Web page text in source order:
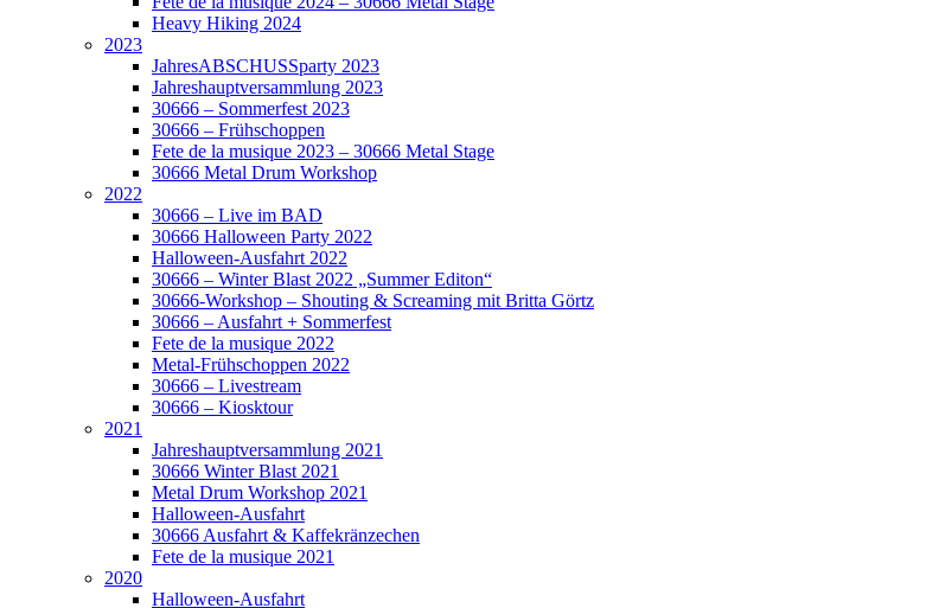
Heavy Hiking 2024
2023
JahresABSCHUSSparty 2023
Jahreshauptversammlung 2023
30666 – Sommerfest 2023
30666 – Frühschoppen
Fete de la musique 2023 – 30666 Metal Stage
30666 Metal Drum Workshop
2022
30666 – Live im BAD
30666 Halloween Party 2022
Halloween-Ausfahrt 2022
30666 – Winter Blast 2022 „Summer Editon“
30666-Workshop – Shouting & Screaming mit Britta Görtz
30666 – Ausfahrt + Sommerfest
Fete de la musique 2022
Metal-Frühschoppen 2022
30666 – Livestream
30666 – Kiosktour
2021
Jahreshauptversammlung 2021
30666 Winter Blast 2021
Metal Drum Workshop 2021
Halloween-Ausfahrt
30666 Ausfahrt & Kaffekränzechen
Fete de la musique 2021
2020
Halloween-Ausfahrt